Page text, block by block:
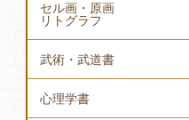
セル画・原画
リトグラフ
武術・武道書
心理学書